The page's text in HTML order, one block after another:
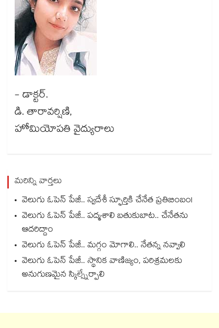
- డాక్టర్.
డి. తారావర్షిణి,
హోమియోపతి వైద్యురాలు
మరిన్ని వార్తలు
వెలుగు ఓపెన్ పేజీ.. స్వదేశీ స్ఫూర్తికి చేనేత ప్రతిబింబం!
వెలుగు ఓపెన్ పేజీ.. పద్మశాలి బతుకుబాట.. చేనేతను
ఆదరిద్దాం
వెలుగు ఓపెన్ పేజీ.. మగ్గం మోగాలి.. నేతన్న నవ్వాలి
వెలుగు ఓపెన్ పేజీ.. స్థానిక వాణిజ్యం, పరిశ్రమలకు
అనుగుణమైన స్కిల్స్నేర్పాలి